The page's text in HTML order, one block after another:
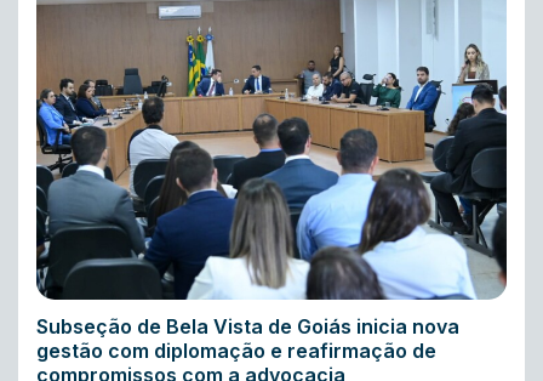
Subseção de Bela Vista de Goiás inicia nova
gestão com diplomação e reafirmação de
compromissos com a advocacia